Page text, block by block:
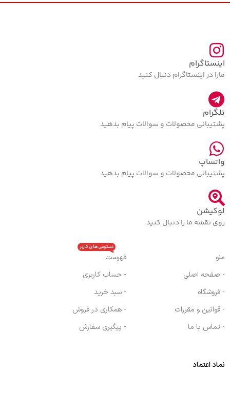
اینستاگرام
مارا در اینستاگرام دنبال کنید
تلگرام
پشتیبانی محصولات و سوالات پیام بدهید
واتساپ
پشتیبانی محصولات و سوالات پیام بدهید
لوکیشن
روی نقشه ما را دنبال کنید
منو
- صفحه اصلی
- فروشگاه
- قوانین و مقررات
- تماس با ما
فهرست
دسترسی های کاربر
- حساب کاربری
- سبد خرید
- همکاری در فروش
- پیگیری سفارش
نماد اعتماد